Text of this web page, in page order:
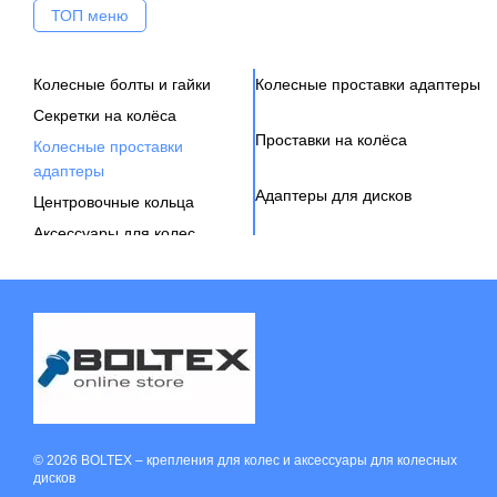
ТОП меню
Колесные болты и гайки
Секретки на колёса
Колесные проставки
адаптеры
Центровочные кольца
Аксессуары для колес
Колесные проставки адаптеры
Проставки на колёса
Адаптеры для дисков
© 2026 BOLTEX – крепления для колес и аксессуары для колесных
дисков